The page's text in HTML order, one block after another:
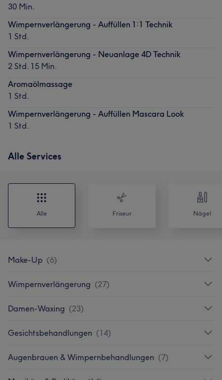
30 Min.
Wimpernverlängerung - Auffüllen 1:1 Technik
1 Std.
Wimpernverlängerung - Neuanlage 4D Technik
2 Std. 15 Min.
Aromaölmassage
1 Std.
Wimpernverlängerung - Auffüllen Mascara Look
1 Std.
Alle Services
Alle Friseur Nägel
Make-Up (6)
Wimpernverlängerung (27)
Damen-Waxing (23)
Gesichtsbehandlungen (14)
Augenbrauen & Wimpernbehandlungen (7)